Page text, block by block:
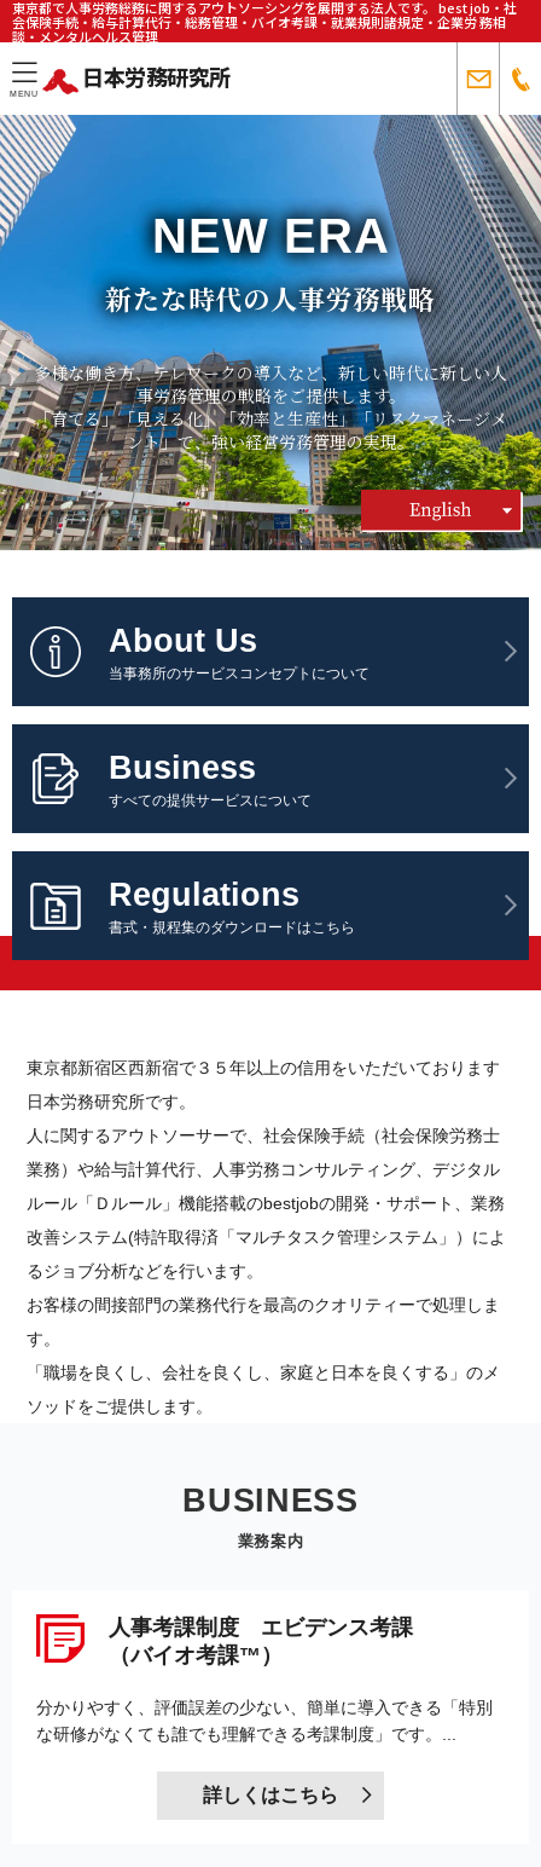
東京都で人事労務総務に関するアウトソーシングを展開する法人です。 best job・社
会保険手続・給与計算代行・総務管理・バイオ考課・就業規則諸規定・企業労 務相
談・メンタルヘルス管理
toggle
navigation
MENU
日本労務研究所
NEW ERA
新たな時代の人事労務戦略
多様な働き方、テレワークの導入など、新しい時代に新しい人
事労務管理の戦略をご提供します。
「育てる」「見える化」「効率と生産性」「リスクマネージメ
ント」で、強い経営労務管理の実現。
About Us
当事務所のサービスコンセプトについて
Business
すべての提供サービスについて
Regulations
書式・規程集のダウンロードはこちら
東京都新宿区西新宿で３５年以上の信用をいただいております
日本労務研究所です。
人に関するアウトソーサーで、社会保険手続（社会保険労務士
業務）や給与計算代行、人事労務コンサルティング、デジタル
ルール「Ｄルール」機能搭載のbestjobの開発・サポート、業務
改善システム(特許取得済「マルチタスク管理システム」）によ
るジョブ分析などを行います。
お客様の間接部門の業務代行を最高のクオリティーで処理しま
す。
「職場を良くし、会社を良くし、家庭と日本を良くする」のメ
ソッドをご提供します。
BUSINESS
業務案内
人事考課制度 エビデンス考課
（バイオ考課™）
分かりやすく、評価誤差の少ない、簡単に導入できる「特別
な研修がなくても誰でも理解できる考課制度」です。...
詳しくはこちら